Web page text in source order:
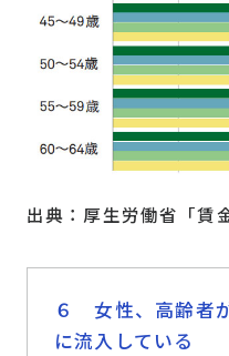
出典：厚生労働省「賃
６ 女性、高齢者
に流入している